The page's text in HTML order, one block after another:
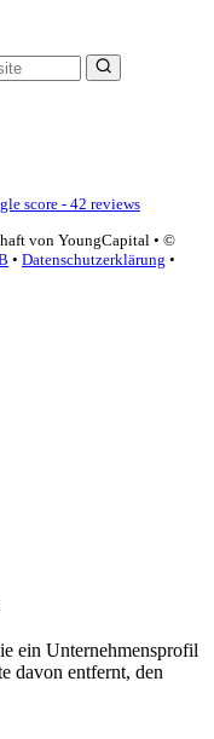
score - 42 reviews
von YoungCapital • ©
• Datenschutzerklärung •
ein Unternehmensprofil
davon entfernt, den